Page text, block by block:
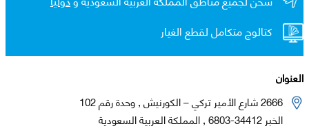
كتالوج متكامل لقطع الغيار
العنوان
2666 شارع الأمير تركي – الكورنيش , وحدة رقم 102
الخبر 34412-6803 , المملكة العربية السعودية